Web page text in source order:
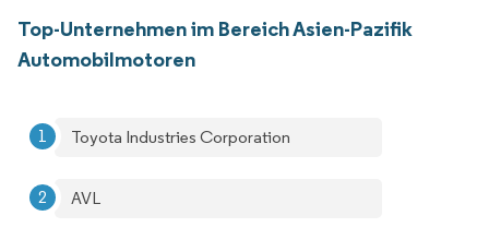
Top-Unternehmen im Bereich Asien-Pazifik
Automobilmotoren
Toyota Industries Corporation
AVL